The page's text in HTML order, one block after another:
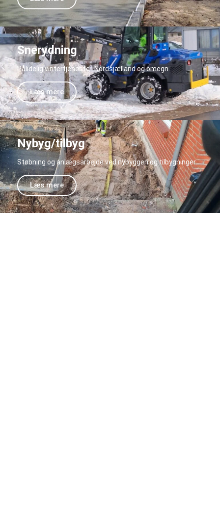
Snerydning
Pålidelig vintertjeneste i Nordsjælland og omegn.
Læs mere
Nybyg/tilbyg
Støbning og anlægsarbejde ved nybyggeri og tilbygninger.
Læs mere